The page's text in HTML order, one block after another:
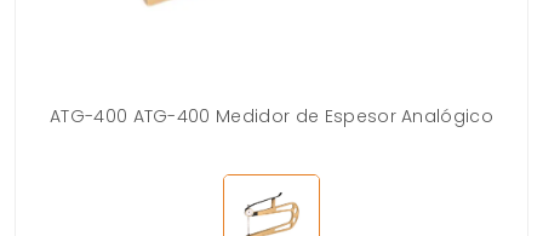
ATG-400 ATG-400 Medidor de Espesor Analógico